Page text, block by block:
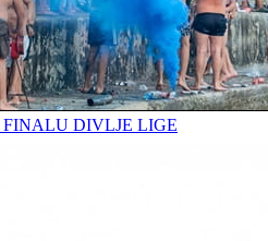
FINALU DIVLJE LIGE